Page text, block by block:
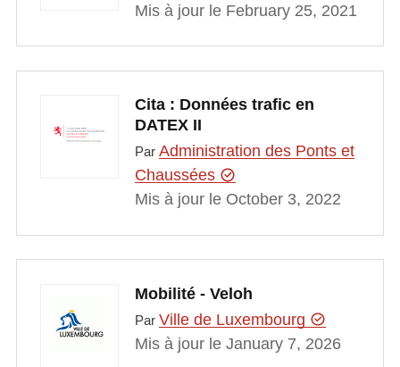
Mis à jour le February 25, 2021
Cita : Données trafic en
DATEX II
Par Administration des Ponts et
Chaussées
Mis à jour le October 3, 2022
Mobilité - Veloh
Par Ville de Luxembourg
Mis à jour le January 7, 2026